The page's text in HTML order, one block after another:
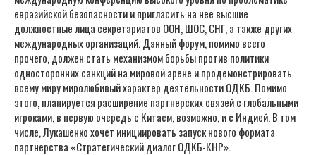
евразийской безопасности и пригласить на нее высшие
должностные лица секретариатов ООН, ШОС, СНГ, а также других
международных организаций. Данный форум, помимо всего
прочего, должен стать механизмом борьбы против политики
односторонних санкций на мировой арене и продемонстрировать
всему миру миролюбивый характер деятельности ОДКБ. Помимо
этого, планируется расширение партнерских связей с глобальными
игроками, в первую очередь с Китаем, возможно, и с Индией. В том
числе, Лукашенко хочет инициировать запуск нового формата
партнерства «Стратегический диалог ОДКБ-КНР».